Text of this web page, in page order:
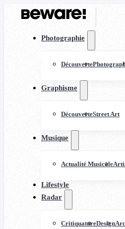
Photographie
Découverte
Graphisme
DécouverteStreet Art
Musique
Actualité Musicale
Lifestyle
Radar
CritiquatureDesign